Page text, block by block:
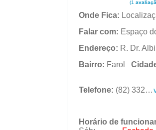
(1
Onde Fica:
Falar com: Espaço
Endereço: R. Dr.
Bairro: Farol
Telefone: (82) 3326-1283
Horário de